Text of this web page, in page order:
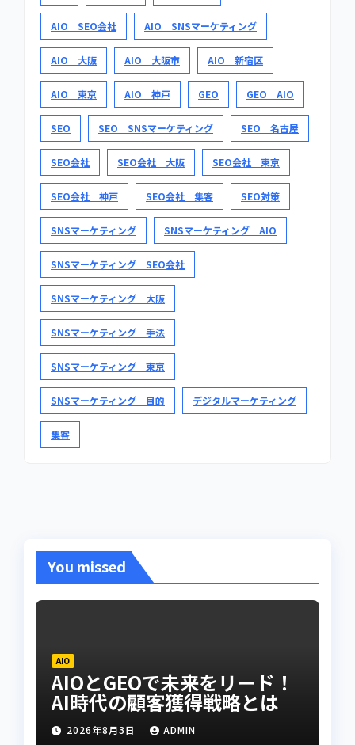
AIO SEO会社 AIO SNSマーケティング
AIO 大阪 AIO 大阪市 AIO 新宿区
AIO 東京 AIO 神戸 GEO GEO AIO
SEO SEO SNSマーケティング SEO 名古屋
SEO会社 SEO会社 大阪 SEO会社 東京
SEO会社 神戸 SEO会社 集客 SEO対策
SNSマーケティング SNSマーケティング AIO
SNSマーケティング SEO会社
SNSマーケティング 大阪
SNSマーケティング 手法
SNSマーケティング 東京
SNSマーケティング 目的 デジタルマーケティング
集客
You missed
AIO
AIOとGEOで未来をリード！
AI時代の顧客獲得戦略とは
2026年8月3日 ADMIN